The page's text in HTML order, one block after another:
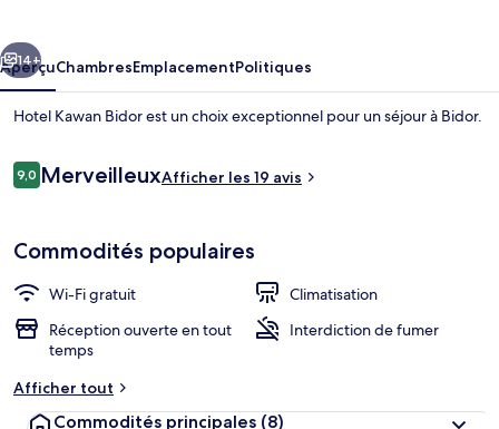
Chambre quadruple | Bureau, fer et
Suivant
14+
AperçuChambresEmplacementPolitiques
Hotel Kawan Bidor est un choix exceptionnel pour un séjour à Bidor.
Avis
9,09,0 sur 10 –
MerveilleuxAfficher les 19 avis
Commodités populaires
Wi-Fi gratuit
Climatisation
Réception ouverte en tout
temps
Interdiction de fumer
Afficher tout
Commodités principales (8)